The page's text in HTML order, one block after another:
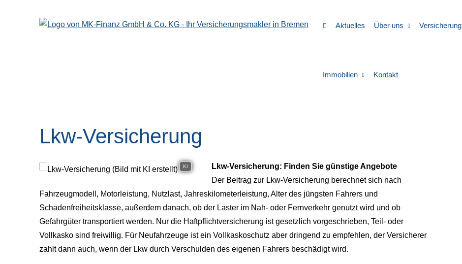
Aktuelles Über uns Versicherung
Immobilien Kontakt
Lkw-Versicherung
KI
Lkw-Versicherung: Finden Sie günstige Angebote
Der Beitrag zur Lkw-Versicherung berechnet sich nach
Fahrzeugmodell, Motorleistung, Nutzlast, Jahreskilometerleistung, Alter des jüngsten Fahrers und
Schadenfreiheitsklasse, außerdem danach, ob der Laster im Nah- oder Fernverkehr genutzt wird und ob
Gefahrgüter transportiert werden. Nur die Haft­pflichtversicherung ist gesetzlich vorgeschrieben, Teil- oder
Vollkasko sind freiwillig. Für Neufahrzeuge ist ein Vollkaskoschutz aber dringend zu empfehlen, der Versicherer
zahlt dann auch, wenn der Lkw durch Verschulden des eigenen Fahrers beschädigt wird.